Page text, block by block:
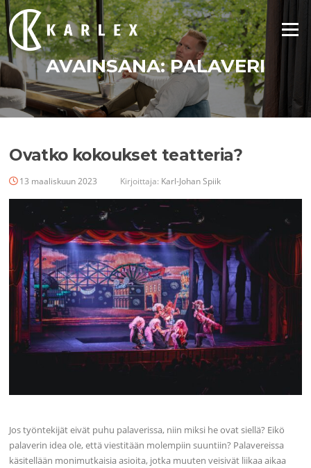
Siirry
suoraan
sisältöön
Valikko
AVAINSANA:PALAVERI
Ovatko kokoukset teatteria?
13 maaliskuun 2023 Kirjoittaja: Karl-Johan Spiik
Jos työntekijät eivät puhu palaverissa, niin miksi he ovat siellä? Eikö
palaverin idea ole, että viestitään molempiin suuntiin? Palavereissa
käsitellään monimutkaisia asioita, jotka muuten veisivät liikaa aikaa